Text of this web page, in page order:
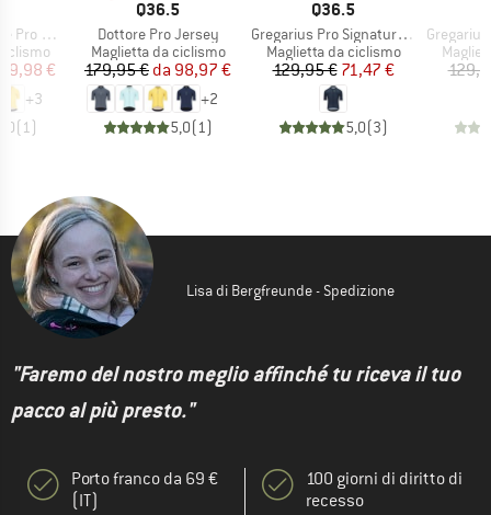
Jersey
ridotto
89,98 €
+3
(1)
MARCHIO
Q36.5
Articolo
Dottore Pro Jersey
Gruppo di prodotti
Maglietta da ciclismo
Prezzo
179,95 € Prezzo ridotto
da 98,97 €
+2
5,0(1)
MARCHIO
Q36.5
Articolo
Gregarius Pro Signature Jersey
Gruppo di prodotti
Maglietta da ciclismo
Prezzo
129,95 €Prezzo ridotto
71,47 €
5,0(3)
Articolo
Gregarius
Lisa di Bergfreunde - Spedizione
"Faremo del nostro meglio affinché tu riceva il tuo
pacco al più presto."
Porto franco da 69 €
(IT)
100 giorni di diritto di
recesso